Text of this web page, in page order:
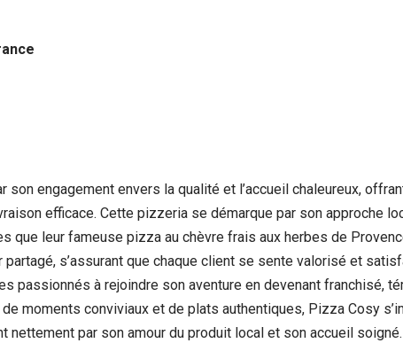
engagement envers la qualité et l’accueil chaleureux,
efficace. Cette pizzeria se démarque par son approche
que leur fameuse pizza au chèvre frais aux herbes de
s’assurant que chaque client se sente valorisé et
passionnés à rejoindre son aventure en devenant franchisé,
moments conviviaux et de plats authentiques, Pizza Cosy
nettement par son amour du produit local et son accueil soigné.